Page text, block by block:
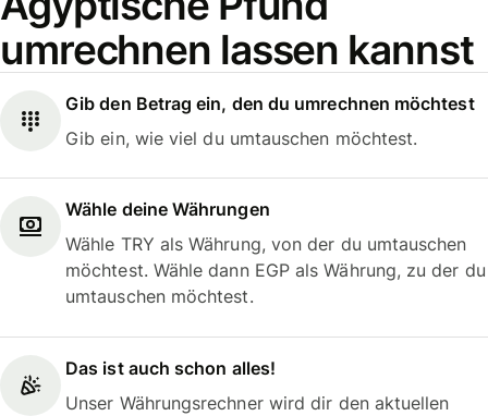
umrechnen lassen kannst
Gib den Betrag ein, den du umrechnen möchtest
Gib ein, wie viel du umtauschen möchtest.
Wähle deine Währungen
Wähle TRY als Währung, von der du umtauschen
möchtest. Wähle dann EGP als Währung, zu der du
umtauschen möchtest.
Das ist auch schon alles!
Unser Währungsrechner wird dir den aktuellen